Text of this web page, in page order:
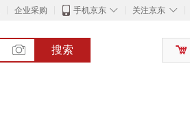
企业采购 ◇
手机京东 ◇
关注京东
搜索